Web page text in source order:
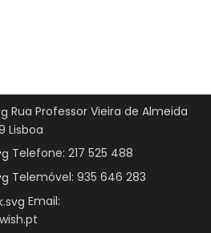
Rua Professor Vieira de Almeida
Lisboa
Telefone: 217 525 488
Telemóvel: 935 646 283
Email: